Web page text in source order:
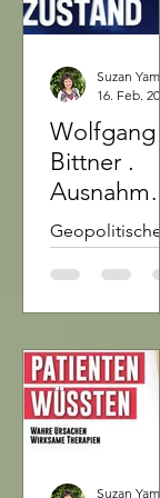
Wolfgang
Bittner .
Ausnahmez
ustand
Geopolitische
Analysen unter
Konflikts. Die
Welt steht
Wohin man
blickt, Krisen,...
16. Feb.